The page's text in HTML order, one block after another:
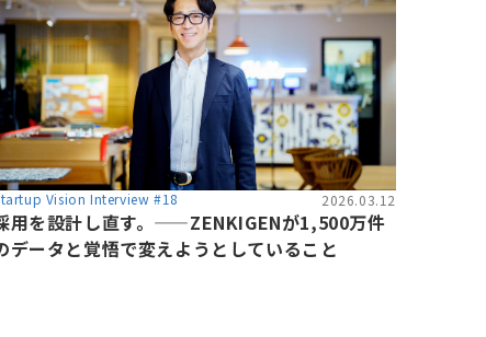
Vision Interview #18 2026.03.12
用を設計し直す。——ZENKIGENが1,500万件
データと覚悟で変えようとしていること